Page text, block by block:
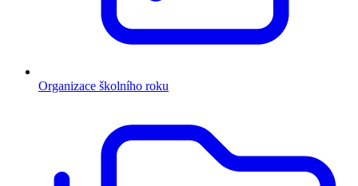
Organizace školního roku